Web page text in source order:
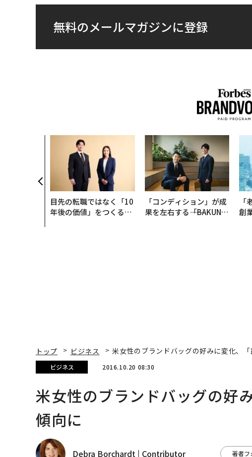
無料のメールマガジンに登録
目先の転職ではなく「10
年後の価値」をつくる─
「コンディション」が成
果を左右する――「BAKUN
「
創
トップ ビジネス 米女性のブランドバッグの好みに変化、
ビジネス 2016.10.20 08:30
米女性のブランドバッグの好
傾向に
Debra Borchardt | Contributor 著者フ